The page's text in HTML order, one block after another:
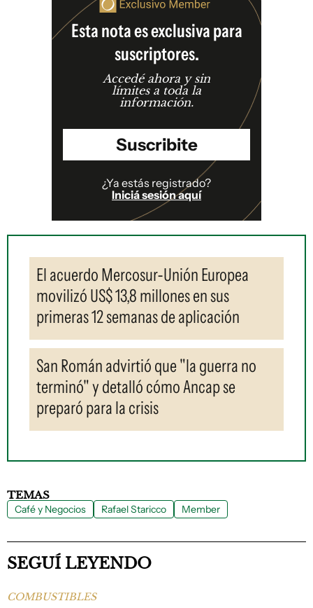
Esta nota es exclusiva para
suscriptores.
Accedé ahora y sin
límites a toda la
información.
Suscribite
¿Ya estás registrado?
Iniciá sesión aquí
El acuerdo Mercosur-Unión Europea
movilizó US$ 13,8 millones en sus
primeras 12 semanas de aplicación
San Román advirtió que "la guerra no
terminó" y detalló cómo Ancap se
preparó para la crisis
TEMAS
Café y Negocios Rafael Staricco Member
SEGUÍ LEYENDO
COMBUSTIBLES